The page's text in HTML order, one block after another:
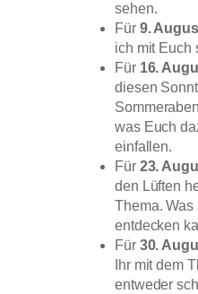
sehen.
Für 9.
ich mit Euch
Für 16.
diesen
was Euch
einfallen.
Für 23.
den Lüften
Thema. Was
entdecken
Für 30.
Ihr mit dem
entweder